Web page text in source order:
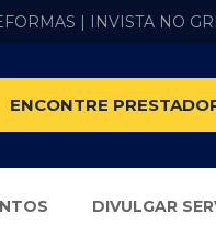
| INVISTA NO
ENCONTRE
DIVULGAR